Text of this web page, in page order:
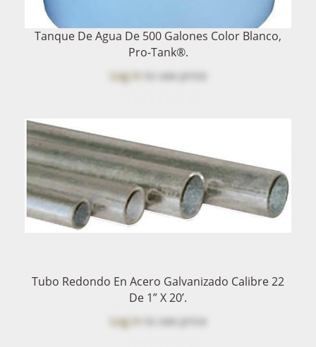
Tanque De Agua De 500 Galones Color Blanco,
Pro-Tank®.
Log into see price
Tubo Redondo En Acero Galvanizado Calibre 22
De 1” X 20’.
Log into see price